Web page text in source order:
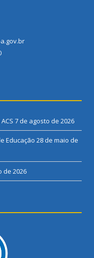
7 de agosto de 2026
Educação 28 de maio de
de 2026